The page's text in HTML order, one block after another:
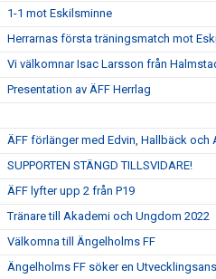
1-1 mot Eskilsminne
Herrarnas första träningsmatch mot
Vi välkomnar Isac Larsson från
Presentation av ÄFF Herrlag
ÄFF förlänger med Edvin, Hallbäck och
SUPPORTEN STÄNGD TILLSVIDARE!
ÄFF lyfter upp 2 från P19
Tränare till Akademi och Ungdom 2022
Välkomna till Ängelholms FF
Ängelholms FF söker en